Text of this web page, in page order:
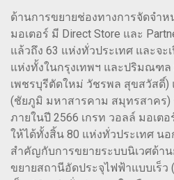
ด้านการขยายช่องทางการจัดจำห
มอเตอร์ มี Direct Store และ
แล้วถึง 63 แห่งทั่วประเทศ และจะ
แห่งทั้งในกรุงเทพฯ และปริมณฑ
เพชรบุรีตัดใหม่ วัชรพล สุขสวัสดิ์)
(ชัยภูมิ มหาสารคาม สมุทรสาคร)
ภายในปี 2566 เกรท วอลล์ มอเต
ให้ได้ทั้งสิ้น 80 แห่งทั่วประเทศ น
สำคัญกับการขยายระบบนิเวศด้า
ขยายสถานีอัดประจุไฟฟ้าแบบเร็ว